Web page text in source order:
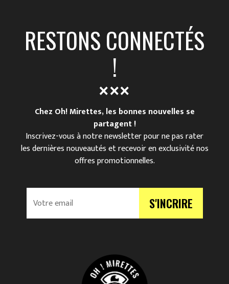
RESTONS CONNECTÉS
!
Chez Oh! Mirettes, les bonnes nouvelles se
partagent !
Inscrivez-vous à notre newsletter pour ne pas rater
les dernières nouveautés et recevoir en exclusivité nos
offres promotionnelles.
V
r
S'INCRIRE